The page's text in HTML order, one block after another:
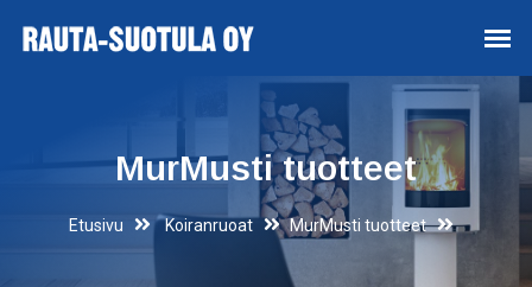
MurMusti tuotteet
Etusivu Koiranruoat MurMusti tuotteet